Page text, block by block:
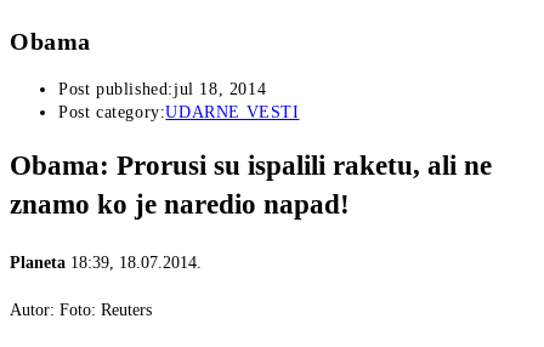
Obama
Post published:jul 18, 2014
Post category:UDARNE VESTI
Obama: Prorusi su ispalili raketu, ali ne
znamo ko je naredio napad!
Planeta 18:39, 18.07.2014.
Autor: Foto: Reuters